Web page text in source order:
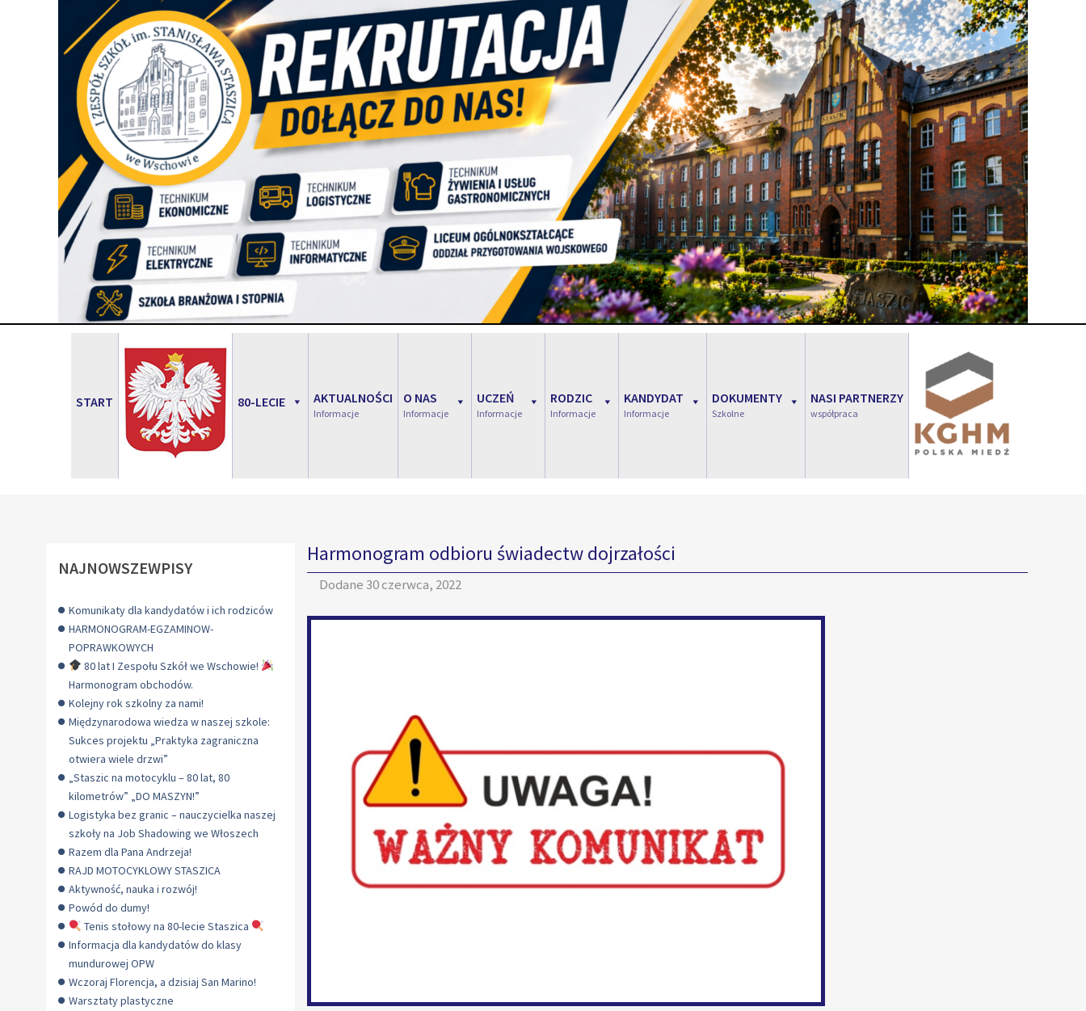
START 80-LECIE AKTUALNOŚCI
Informacje
O NAS
Informacje
UCZEŃ
Informacje
RODZIC
Informacje
KANDYDAT
Informacje
DOKUMENTY
Szkolne
NASI PARTNERZY
współpraca
Harmonogram odbioru świadectw dojrzałości
Dodane30 czerwca, 2022
NAJNOWSZEWPISY
Komunikaty dla kandydatów i ich rodziców
HARMONOGRAM-EGZAMINOW-
POPRAWKOWYCH
80 lat I Zespołu Szkół we Wschowie!
Harmonogram obchodów.
Kolejny rok szkolny za nami!
Międzynarodowa wiedza w naszej szkole:
Sukces projektu „Praktyka zagraniczna
otwiera wiele drzwi”
„Staszic na motocyklu – 80 lat, 80
kilometrów” „DO MASZYN!”
Logistyka bez granic – nauczycielka naszej
szkoły na Job Shadowing we Włoszech
Razem dla Pana Andrzeja!
RAJD MOTOCYKLOWY STASZICA
Aktywność, nauka i rozwój!
Powód do dumy!
Tenis stołowy na 80-lecie Staszica
Informacja dla kandydatów do klasy
mundurowej OPW
Wczoraj Florencja, a dzisiaj San Marino!
Warsztaty plastyczne